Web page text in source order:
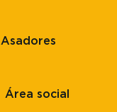
Asadores
Área social